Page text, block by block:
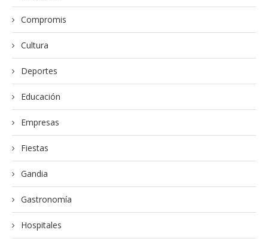
Compromis
Cultura
Deportes
Educación
Empresas
Fiestas
Gandia
Gastronomía
Hospitales